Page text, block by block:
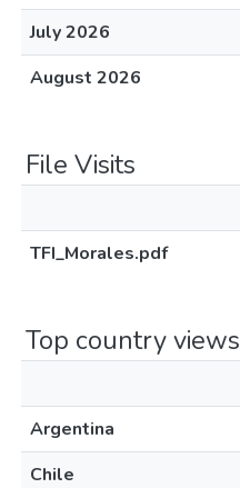
July 2026
August 2026
File Visits
TFI_Morales.pdf
Top country views
Argentina
Chile